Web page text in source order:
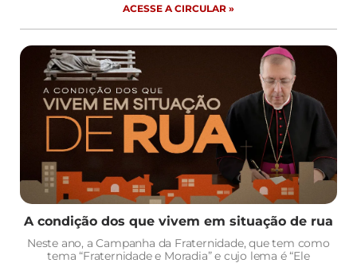
ACESSE A CIRCULAR »
A condição dos que vivem em situação de rua
Neste ano, a Campanha da Fraternidade, que tem como
tema “Fraternidade e Moradia” e cujo lema é “Ele